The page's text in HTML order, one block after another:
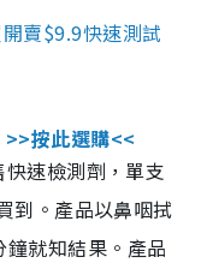
賣$9.9快速測試
>>按此選購<<
速檢測劑，單支
到。產品以鼻咽拭
就知結果。產品